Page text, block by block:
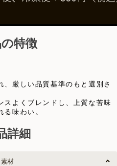
特徴
厳しい品質基準のもと選別さ
スよくブレンドし、上質な苦味
味わい。
詳細
素材